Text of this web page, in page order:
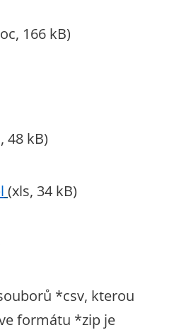
166 kB)
48 kB)
(xls, 34 kB)
*csv, kterou
formátu *zip je